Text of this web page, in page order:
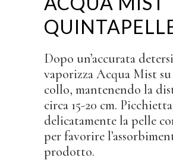
Dopo un’accurata
vaporizza Acqua Mist su
collo, mantenendo la
circa 15-20 cm. Picchietta
delicatamente la pelle
per favorire
prodotto.